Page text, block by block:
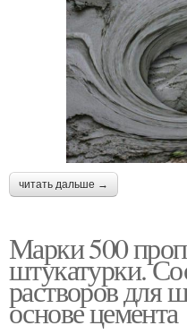
читать дальше →
Марки 500
штукатурки.
растворов для
основе цемента